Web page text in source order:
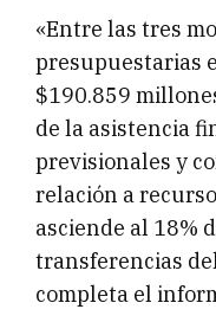
«Entre las tres
presupuestarias
$190.859
de la asistencia
previsionales y
relación a
asciende al 18%
transferencias
completa el